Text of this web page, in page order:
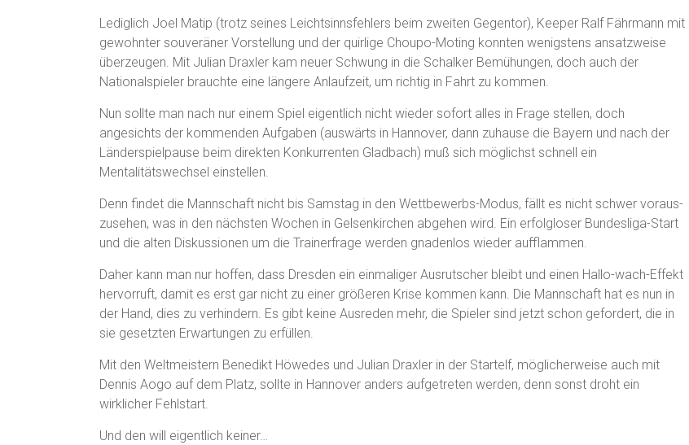
Lediglich Joel Matip (trotz seines Leichtsinnsfehlers beim zweiten Gegentor), Keeper Ralf Fährmann mit
gewohnter souveräner Vorstellung und der quirlige Choupo-Moting konnten wenigstens ansatzweise
überzeugen. Mit Julian Draxler kam neuer Schwung in die Schalker Bemühungen, doch auch der
Nationalspieler brauchte eine längere Anlaufzeit, um richtig in Fahrt zu kommen.
Nun sollte man nach nur einem Spiel eigentlich nicht wieder sofort alles in Frage stellen, doch
angesichts der kommenden Aufgaben (auswärts in Hannover, dann zuhause die Bayern und nach der
Länderspielpause beim direkten Konkurrenten Gladbach) muß sich möglichst schnell ein
Mentalitätswechsel einstellen.
Denn findet die Mannschaft nicht bis Samstag in den Wettbewerbs-Modus, fällt es nicht schwer voraus-
zusehen, was in den nächsten Wochen in Gelsenkirchen abgehen wird. Ein erfolgloser Bundesliga-Start
und die alten Diskussionen um die Trainerfrage werden gnadenlos wieder aufflammen.
Daher kann man nur hoffen, dass Dresden ein einmaliger Ausrutscher bleibt und einen Hallo-wach-Effekt
hervorruft, damit es erst gar nicht zu einer größeren Krise kommen kann. Die Mannschaft hat es nun in
der Hand, dies zu verhindern. Es gibt keine Ausreden mehr, die Spieler sind jetzt schon gefordert, die in
sie gesetzten Erwartungen zu erfüllen.
Mit den Weltmeistern Benedikt Höwedes und Julian Draxler in der Startelf, möglicherweise auch mit
Dennis Aogo auf dem Platz, sollte in Hannover anders aufgetreten werden, denn sonst droht ein
wirklicher Fehlstart.
Und den will eigentlich keiner…